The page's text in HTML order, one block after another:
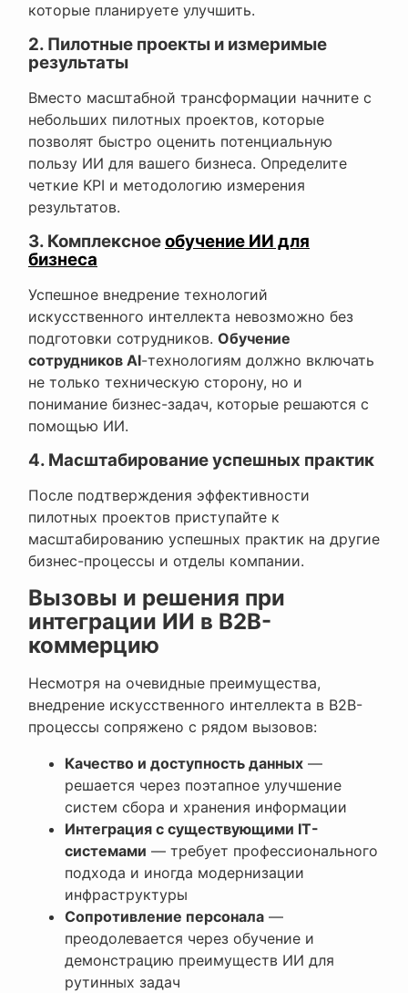
которые планируете улучшить.
2. Пилотные проекты и измеримые
результаты
Вместо масштабной трансформации начните с
небольших пилотных проектов, которые
позволят быстро оценить потенциальную
пользу ИИ для вашего бизнеса. Определите
четкие KPI и методологию измерения
результатов.
3. Комплексноеобучение ИИ для
бизнеса
Успешное внедрение технологий
искусственного интеллекта невозможно без
подготовки сотрудников. Обучение
сотрудников AI-технологиям должно включать
не только техническую сторону, но и
понимание бизнес-задач, которые решаются с
помощью ИИ.
4. Масштабирование успешных практик
После подтверждения эффективности
пилотных проектов приступайте к
масштабированию успешных практик на другие
бизнес-процессы и отделы компании.
Вызовы и решения при
интеграции ИИ в B2B-
коммерцию
Несмотря на очевидные преимущества,
внедрение искусственного интеллекта в B2B-
процессы сопряжено с рядом вызовов:
Качество и доступность данных —
решается через поэтапное улучшение
систем сбора и хранения информации
Интеграция с существующими IT-
системами — требует профессионального
подхода и иногда модернизации
инфраструктуры
Сопротивление персонала —
преодолевается через обучение и
демонстрацию преимуществ ИИ для
рутинных задач